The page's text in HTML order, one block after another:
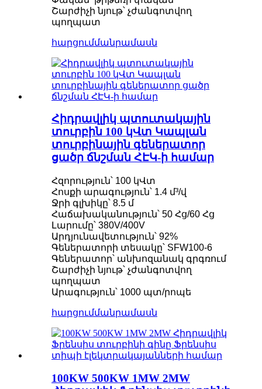
Շարժիչի նյութ՝ չժանգոտվող
պողպատ
հարցումմանրամասն
Հիդրավլիկ պտուտակային
տուրբին 100 կՎտ Կապլան
տուրբինային գեներատոր
ցածր ճնշման ՀԷԿ-ի համար
Հզորություն՝ 100 կՎտ
Հոսքի արագություն՝ 1.4 մ³/վ
Ջրի գլխիկը՝ 8.5 մ
Հաճախականություն՝ 50 Հց/60 Հց
Լարումը՝ 380V/400V
Արդյունավետություն՝ 92%
Գեներատորի տեսակը՝ SFW100-6
Գեներատոր՝ անխոզանակ գրգռում
Շարժիչի նյութ՝ չժանգոտվող
պողպատ
Արագություն՝ 1000 պտ/րոպե
հարցումմանրամասն
100KW 500KW 1MW 2MW